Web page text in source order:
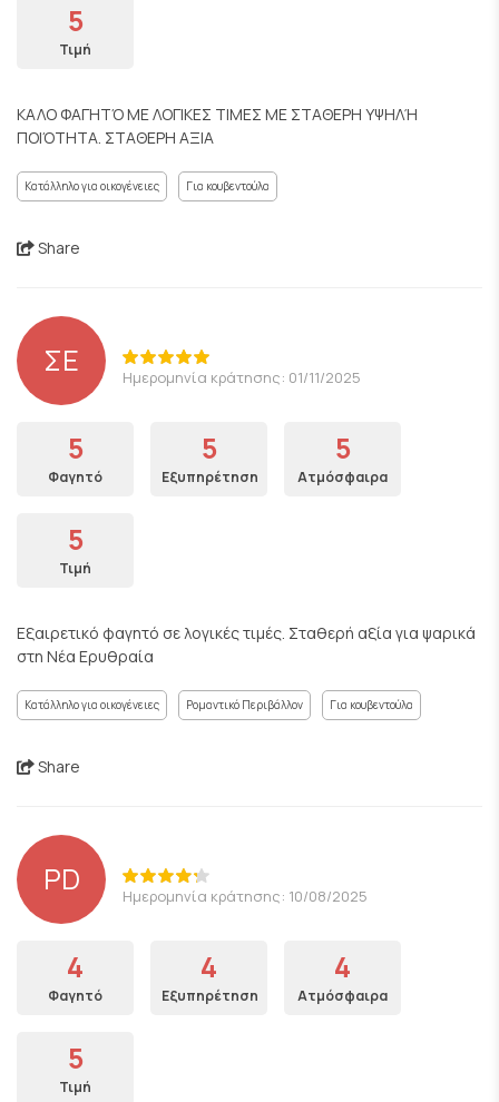
5
Τιμή
ΚΑΛΟ ΦΑΓΗΤΌ ΜΕ ΛΟΓΙΚΕΣ ΤΙΜΕΣ ΜΕ ΣΤΑΘΕΡΗ ΥΨΗΛΉ
ΠΟΙΌΤΗΤΑ. ΣΤΑΘΕΡΗ ΑΞΙΑ
Κατάλληλο για οικογένειες Για κουβεντούλα
Share
ΣΕ Ημερομηνία κράτησης: 01/11/2025
5
Φαγητό
5
Εξυπηρέτηση
5
Ατμόσφαιρα
5
Τιμή
Εξαιρετικό φαγητό σε λογικές τιμές. Σταθερή αξία για ψαρικά
στη Νέα Ερυθραία
Κατάλληλο για οικογένειες Ρομαντικό Περιβάλλον Για κουβεντούλα
Share
PD Ημερομηνία κράτησης: 10/08/2025
4
Φαγητό
4
Εξυπηρέτηση
4
Ατμόσφαιρα
5
Τιμή